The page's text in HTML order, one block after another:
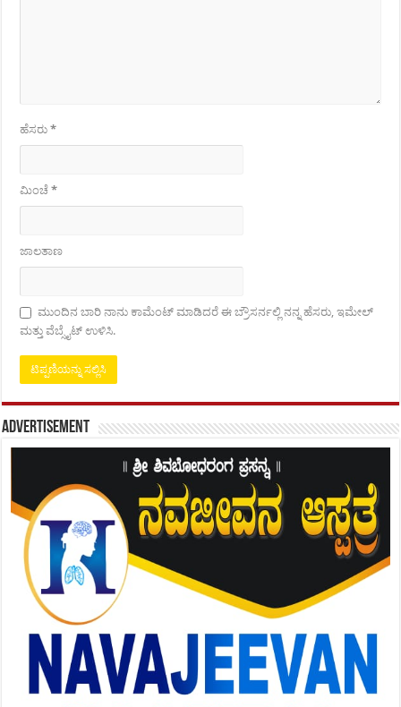
ಹೆಸರು*
ಮಿಂಚೆ*
ಜಾಲತಾಣ
ಮುಂದಿನ ಬಾರಿ ನಾನು ಕಾಮೆಂಟ್ ಮಾಡಿದರೆ ಈ ಬ್ರೌಸರ್ನಲ್ಲಿ ನನ್ನ ಹೆಸರು, ಇಮೇಲ್
ಮತ್ತು ವೆಬ್ಸೈಟ್ ಉಳಿಸಿ.
Advertisement